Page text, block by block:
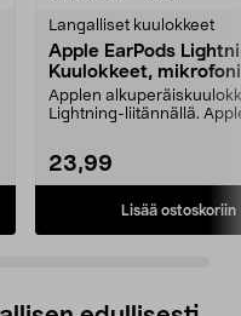
Langalliset kuulokkeet
Apple EarPods
Kuulokkeet, mikrofoni
Applen
Lightning-liitännällä.
23,99
Lisää ostoskoriin